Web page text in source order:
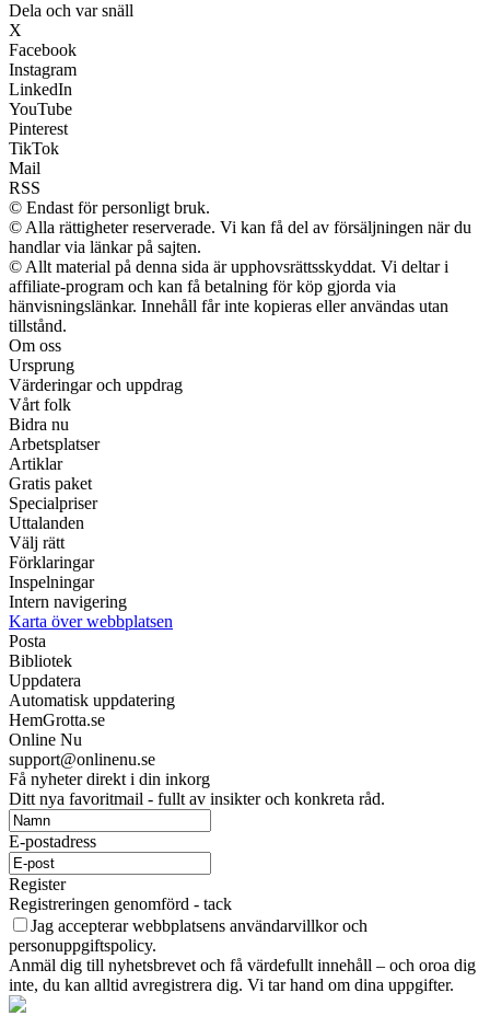
Dela och var snäll
X
Facebook
Instagram
LinkedIn
YouTube
Pinterest
TikTok
Mail
RSS
© Endast för personligt bruk.
© Alla rättigheter reserverade. Vi kan få del av försäljningen när du
handlar via länkar på sajten.
© Allt material på denna sida är upphovsrättsskyddat. Vi deltar i
affiliate-program och kan få betalning för köp gjorda via
hänvisningslänkar. Innehåll får inte kopieras eller användas utan
tillstånd.
Om oss
Ursprung
Värderingar och uppdrag
Vårt folk
Bidra nu
Arbetsplatser
Artiklar
Gratis paket
Specialpriser
Uttalanden
Välj rätt
Förklaringar
Inspelningar
Intern navigering
Karta över webbplatsen
Posta
Bibliotek
Uppdatera
Automatisk uppdatering
HemGrotta.se
Online Nu
support@onlinenu.se
Få nyheter direkt i din inkorg
Ditt nya favoritmail - fullt av insikter och konkreta råd.
E-postadress
Register
Registreringen genomförd - tack
Jag accepterar webbplatsens användarvillkor och
personuppgiftspolicy.
Anmäl dig till nyhetsbrevet och få värdefullt innehåll – och oroa dig
inte, du kan alltid avregistrera dig. Vi tar hand om dina uppgifter.